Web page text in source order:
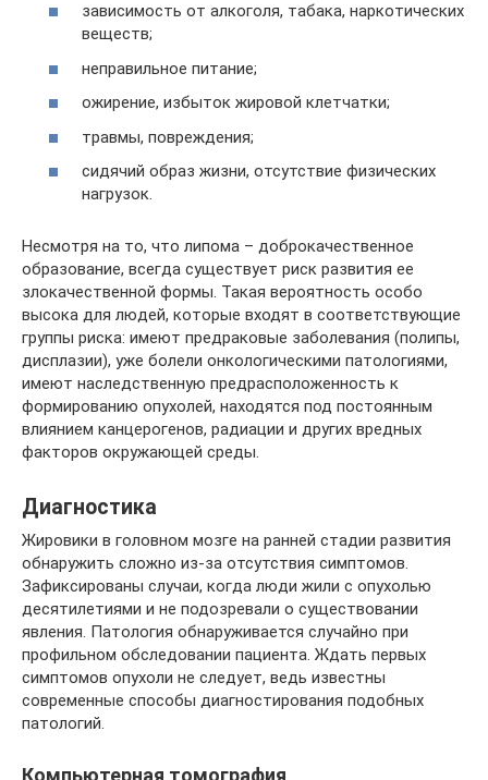
зависимость от алкоголя, табака, наркотических
веществ;
неправильное питание;
ожирение, избыток жировой клетчатки;
травмы, повреждения;
сидячий образ жизни, отсутствие физических
нагрузок.
Несмотря на то, что липома – доброкачественное
образование, всегда существует риск развития ее
злокачественной формы. Такая вероятность особо
высока для людей, которые входят в соответствующие
группы риска: имеют предраковые заболевания (полипы,
дисплазии), уже болели онкологическими патологиями,
имеют наследственную предрасположенность к
формированию опухолей, находятся под постоянным
влиянием канцерогенов, радиации и других вредных
факторов окружающей среды.
Диагностика
Жировики в головном мозге на ранней стадии развития
обнаружить сложно из-за отсутствия симптомов.
Зафиксированы случаи, когда люди жили с опухолью
десятилетиями и не подозревали о существовании
явления. Патология обнаруживается случайно при
профильном обследовании пациента. Ждать первых
симптомов опухоли не следует, ведь известны
современные способы диагностирования подобных
патологий.
Компьютерная томография